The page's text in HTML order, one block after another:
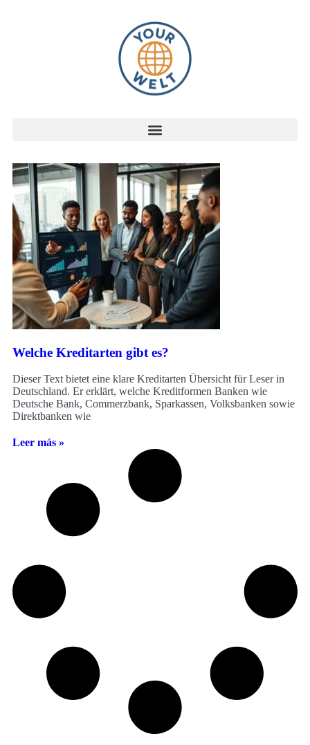
Welche Kreditarten gibt es?
Dieser Text bietet eine klare Kreditarten Übersicht für Leser in
Deutschland. Er erklärt, welche Kreditformen Banken wie
Deutsche Bank, Commerzbank, Sparkassen, Volksbanken sowie
Direktbanken wie
Leer más »